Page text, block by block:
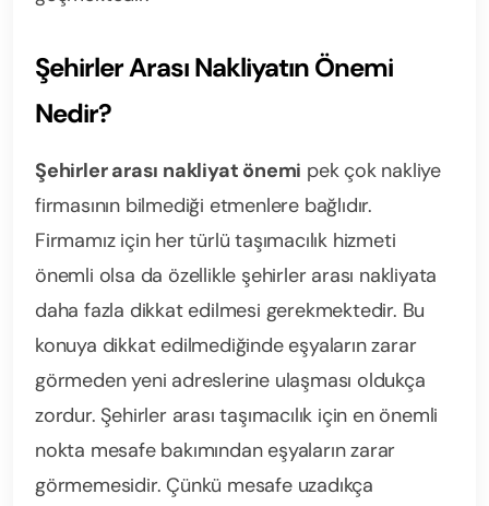
Şehirler Arası Nakliyatın Önemi
Nedir?
Şehirler arası nakliyat önemi pek çok nakliye
firmasının bilmediği etmenlere bağlıdır.
Firmamız için her türlü taşımacılık hizmeti
önemli olsa da özellikle şehirler arası nakliyata
daha fazla dikkat edilmesi gerekmektedir. Bu
konuya dikkat edilmediğinde eşyaların zarar
görmeden yeni adreslerine ulaşması oldukça
zordur. Şehirler arası taşımacılık için en önemli
nokta mesafe bakımından eşyaların zarar
görmemesidir. Çünkü mesafe uzadıkça